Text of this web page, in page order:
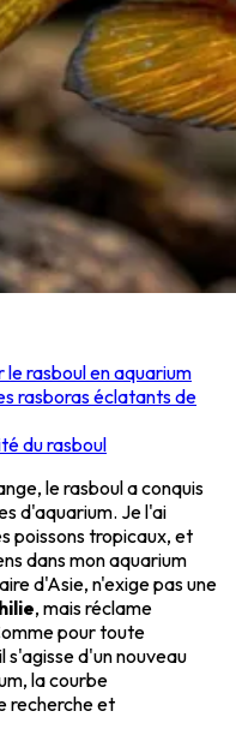
rasboul en aquarium
rasboras éclatants de
du rasboul
le rasboul a conquis
d'aquarium. Je l'ai
poissons tropicaux, et
dans mon aquarium
d'Asie, n'exige pas une
, mais réclame
pour toute
s'agisse d'un nouveau
la courbe
recherche et